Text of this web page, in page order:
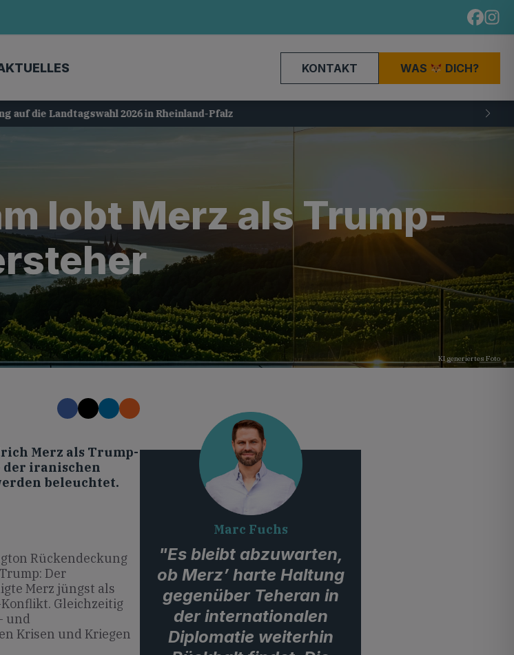
KONTAKT WAS DICH?
Landtagswahl 2026 in Rheinland-Pfalz
lobt Merz als Trump-
KI generiertes Foto
Merz als Trump-
der iranischen
beleuchtet.
Rückendeckung
Der
Merz jüngst als
Gleichzeitig
und
Krisen und Kriegen
Marc Fuchs
"Es bleibt abzuwarten,
ob Merz’ harte Haltung
gegenüber Teheran in
der internationalen
Diplomatie weiterhin